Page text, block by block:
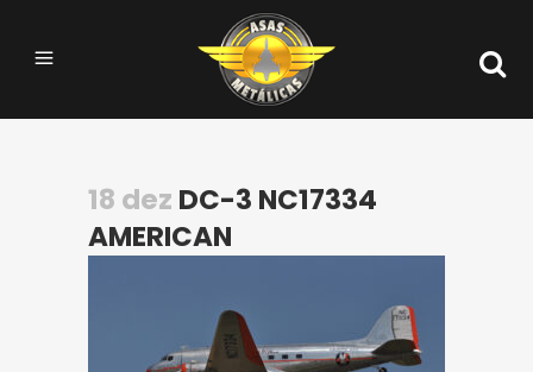
18 dez DC-3 NC17334
AMERICAN